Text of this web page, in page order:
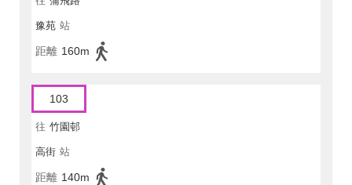
豫苑 站
距離 160m
103
往 竹園邨
高街 站
距離 140m